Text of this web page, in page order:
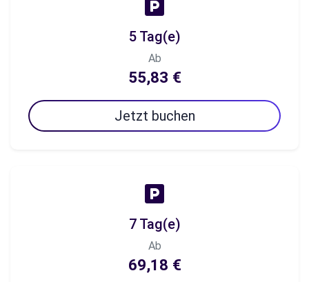
5 Tag(e)
Ab
55,83 €
Jetzt buchen
7 Tag(e)
Ab
69,18 €